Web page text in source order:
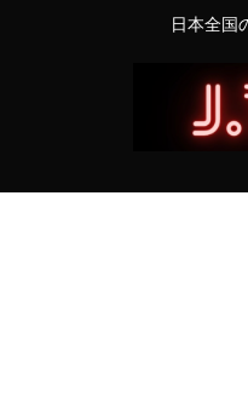
日本全国